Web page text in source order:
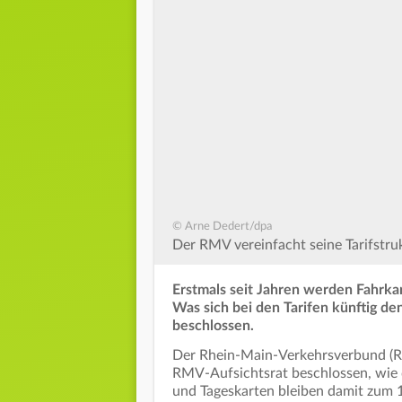
© Arne Dedert/dpa
Der RMV vereinfacht seine
Erstmals seit Jahren werden
Was sich bei den Tarifen künftig
beschlossen.
Der Rhein-Main-Verkehrsverbund
RMV-Aufsichtsrat beschlossen,
und Tageskarten bleiben damit zum